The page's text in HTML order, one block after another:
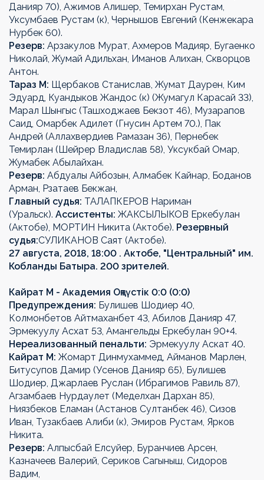
Данияр 70), Ажимов Алишер, Темирхан Рустам,
Уксумбаев Рустам (к), Чернышов Евгений (Кенжекара
Нурбек 60).
Резерв: Арзакулов Мурат, Ахмеров Мадияр, Бугаенко
Николай, Жумай Адильхан, Иманов Алихан, Скворцов
Антон.
Тараз М: Щербаков Станислав, Жумат Даурен, Ким
Эдуард, Куандыков Жандос (к) (Жумагул Карасай 33),
Марал Шынгыс (Ташходжаев Бекзот 46), Музарапов
Саид, Омарбек Адилет (Гнусин Артем 70.), Пак
Андрей (Аллахвердиев Рамазан 36), Пернебек
Темирлан (Шейрер Владислав 58), Уксукбай Омар,
Жумабек Абылайхан.
Резерв: Абдуалы Айбозын, Алмабек Кайнар, Боданов
Арман, Рзатаев Бекжан,
Главный судья: ТАЛАПКЕРОВ Нариман
(Уральск). Ассистенты: ЖАКСЫЛЫКОВ Еркебулан
(Актобе), МОРТИН Никита (Актобе). Резервный
судья:СУЛИКАНОВ Саят (Актобе).
27 августа, 2018, 18:00 . Актобе, "Центральный" им.
Кобланды Батыра. 200 зрителей.
Кайрат М - Академия Оңтүстік 0:0 (0:0)
Предупреждения: Булишев Шодиер 40,
Колмонбетов Айтмаханбет 43, Абилов Данияр 47,
Эрмекуулу Асхат 53, Амангельды Еркебулан 90+4.
Нереализованный пенальти: Эрмекуулу Аскат 40.
Кайрат М: Жомарт Динмухаммед, Айманов Марлен,
Битусупов Дамир (Усенов Данияр 65), Булишев
Шодиер, Джарлаев Руслан (Ибрагимов Равиль 87),
Агзамбаев Нурдаулет (Меделхан Дархан 85),
Ниязбеков Еламан (Астанов Султанбек 46), Сизов
Иван, Тузакбаев Алиби (к), Эмиров Рустам, Ярков
Никита.
Резерв: Алпысбай Елсуйер, Буранчиев Арсен,
Казначеев Валерий, Сериков Сагыныш, Сидоров
Вадим,